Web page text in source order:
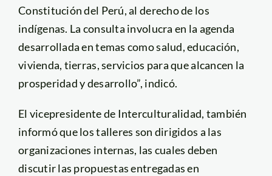
Constitución del Perú, al derecho de los
indígenas. La consulta involucra en la agenda
desarrollada en temas como salud, educación,
vivienda, tierras, servicios para que alcancen la
prosperidad y desarrollo”, indicó.
El vicepresidente de Interculturalidad, también
informó que los talleres son dirigidos a las
organizaciones internas, las cuales deben
discutir las propuestas entregadas en